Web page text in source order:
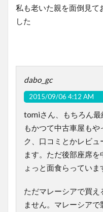
私も老いた親を面倒見て
した
dabo_gc
2015/09/06 4:12 AM
tomiさん、もちろん
もかつて中古車屋も
ク、口コミとかレビ
ます。ただ後部座席
ょっと面食らっていま
ただマレーシアで買え
ません。マレーシア